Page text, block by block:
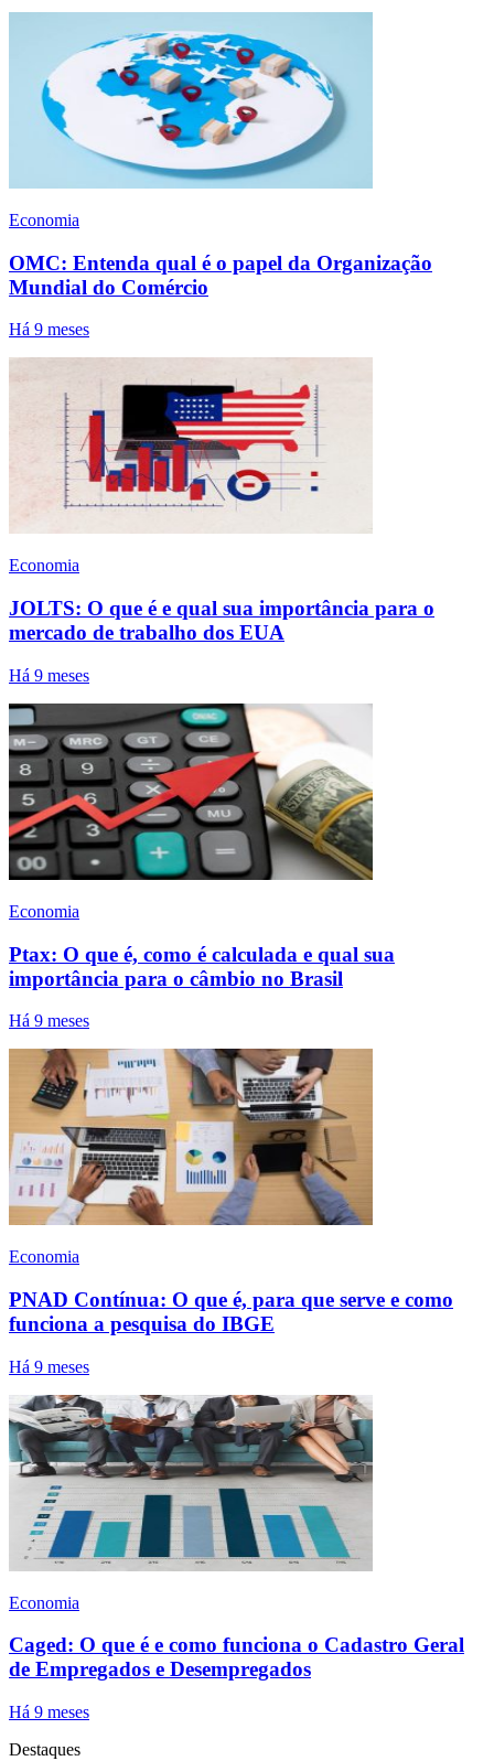
Economia
OMC: Entenda qual é o papel da Organização
Mundial do Comércio
Há 9 meses
Economia
JOLTS: O que é e qual sua importância para o
mercado de trabalho dos EUA
Há 9 meses
Economia
Ptax: O que é, como é calculada e qual sua
importância para o câmbio no Brasil
Há 9 meses
Economia
PNAD Contínua: O que é, para que serve e como
funciona a pesquisa do IBGE
Há 9 meses
Economia
Caged: O que é e como funciona o Cadastro Geral
de Empregados e Desempregados
Há 9 meses
Destaques